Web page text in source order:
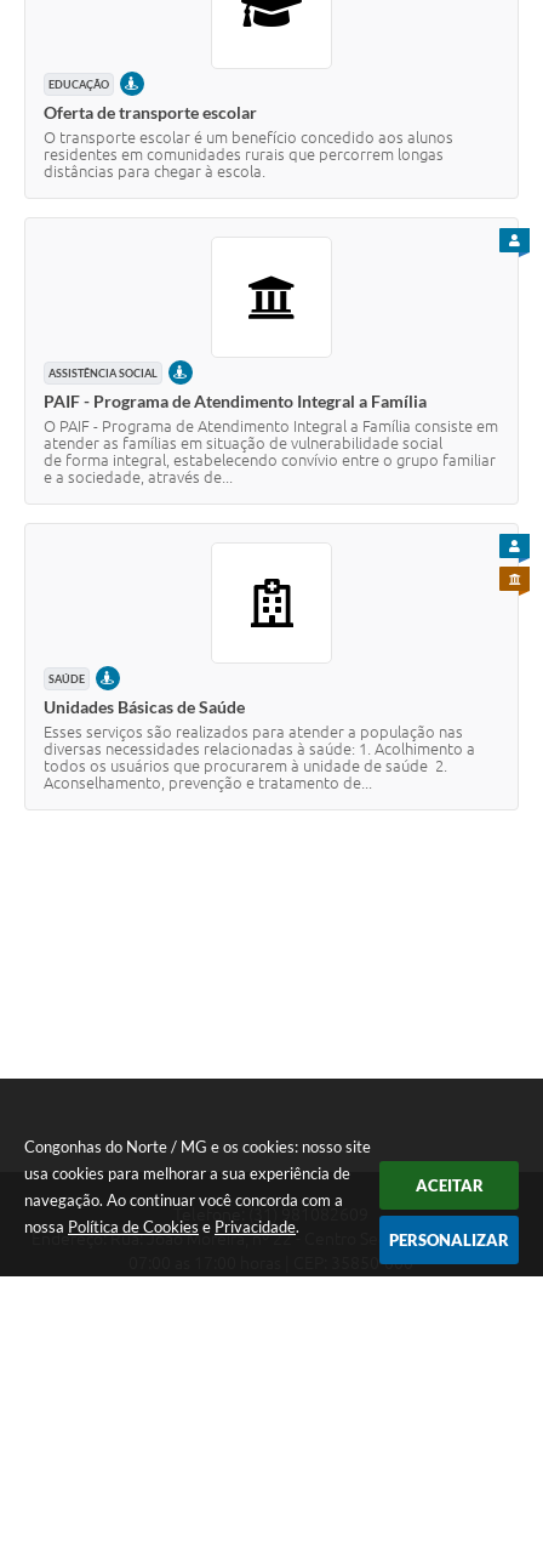
Congonhas do Norte / MG e os cookies: nosso site
usa cookies para melhorar a sua experiência de
navegação. Ao continuar você concorda com a
nossa Política de Cookies e Privacidade.
ACEITAR
PERSONALIZAR
EDUCAÇÃO PRESENCIAL
Oferta de transporte escolar
O transporte escolar é um benefício concedido aos alunos
residentes em comunidades rurais que percorrem longas
distâncias para chegar à escola.
ASSISTÊNCIA SOCIAL PRESENCIAL
PAIF - Programa de Atendimento Integral a Família
O PAIF - Programa de Atendimento Integral a Família consiste em
atender as famílias em situação de vulnerabilidade social
de forma integral, estabelecendo convívio entre o grupo familiar
e a sociedade, através de...
SAÚDE PRESENCIAL
Unidades Básicas de Saúde
Esses serviços são realizados para atender a população nas
diversas necessidades relacionadas à saúde: 1. Acolhimento a
todos os usuários que procurarem à unidade de saúde 2.
Aconselhamento, prevenção e tratamento de...
PARA
Endereço: Rua: João Moreira, nº 22 - Centro Segunda a Sexta das
07:00 as 17:00 horas | CEP: 35850-000